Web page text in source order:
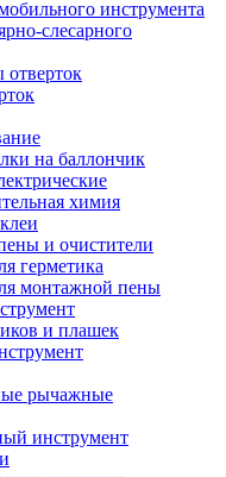
инструмента
слесарного
на баллончик
химия
и очистители
герметика
монтажной пены
и плашек
рычажные
инструмент